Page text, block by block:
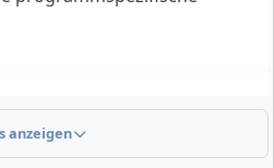
School of
anzeigen
Business Intelligence &
Data Science